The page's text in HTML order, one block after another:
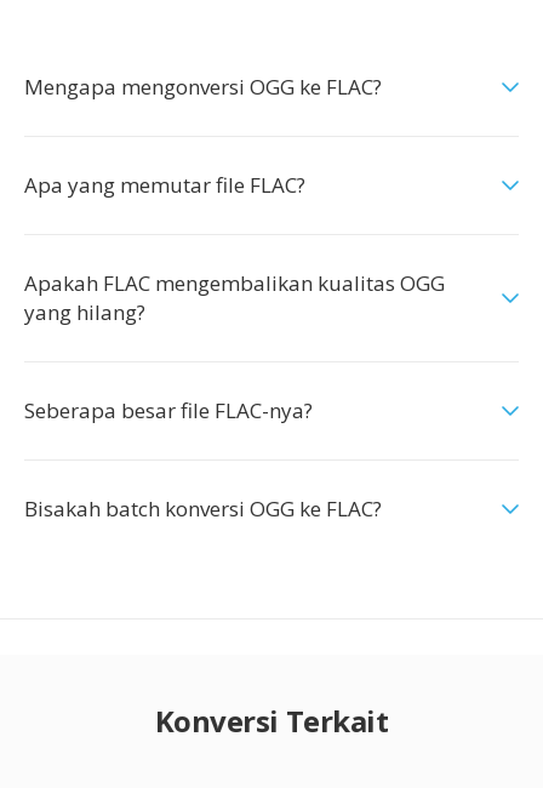
Mengapa mengonversi OGG ke FLAC?
Apa yang memutar file FLAC?
Apakah FLAC mengembalikan kualitas OGG
yang hilang?
Seberapa besar file FLAC-nya?
Bisakah batch konversi OGG ke FLAC?
Konversi Terkait